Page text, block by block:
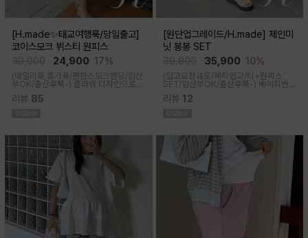
[H.made✨태교여행룩/당일출고]
코이스모크 뷔스티 원피스
24,900 17%
(데일리룩,휴가룩/편한스모크밴딩/임산
부OK/출산후쭉-) 플라워 디자인으로
여성스러워 소장욕구를 업시켜주는 뷔
스티에 원피스랍니다
리뷰 85
[원단업그레이드/H.made] 제인미
닛 봉봉 SET
35,900 10%
(입고요청쇄도/제작입고/티+원피스
SET/임산부OK/출산후쭉-) 베이직반팔
과 나시 원피스 세트 구성으로 가성비세
트로 탄탄한 코튼원단으로 부드럽고 내
리뷰 12